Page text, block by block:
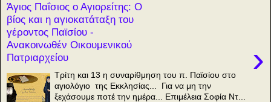
Άγιος Παΐσιος ο Αγιορείτης: Ο
βίος και η αγιοκατάταξη του
γέροντος Παϊσίου -
Ανακοινωθέν Οικουμενικού
Πατριαρχείου
›
Τρίτη και 13 η συναρίθμηση του π. Παϊσίου στο
αγιολόγιο της Εκκλησίας... Για να μη την
ξεχάσουμε ποτέ την ημέρα... Επιμέλεια Σοφία Ντ...